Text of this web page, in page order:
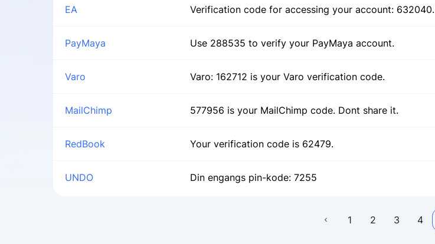
EA Verification code for accessing your account: 632040.
PayMaya Use 288535 to verify your PayMaya account.
Varo Varo: 162712 is your Varo verification code.
MailChimp 577956 is your MailChimp code. Dont share it.
RedBook Your verification code is 62479.
UNDO Din engangs pin-kode: 7255
1 2 3 4